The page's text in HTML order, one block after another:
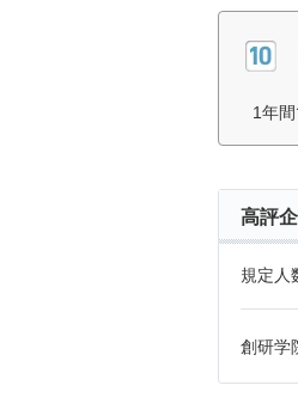
1年
高評
規定人
創研学